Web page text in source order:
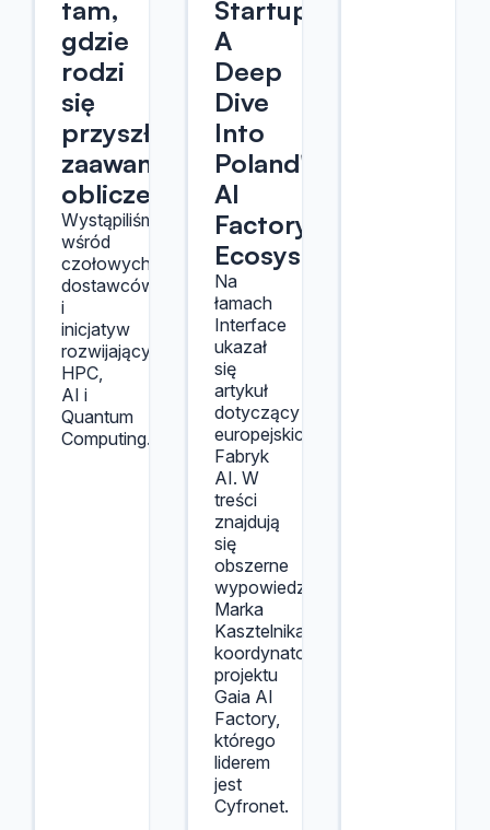
tam,
gdzie
rodzi
się
przyszłość
zaawansowanych
obliczeń
Wystąpiliśmy
wśród
czołowych
dostawców
i
inicjatyw
rozwijających
HPC,
AI i
Quantum
Computing.
Startups:
A
Deep
Dive
Into
Poland's
AI
Factory
Ecosystem
Na
łamach
Interface
ukazał
się
artykuł
dotyczący
europejskich
Fabryk
AI. W
treści
znajdują
się
obszerne
wypowiedzi
Marka
Kasztelnika,
koordynatora
projektu
Gaia AI
Factory,
którego
liderem
jest
Cyfronet.